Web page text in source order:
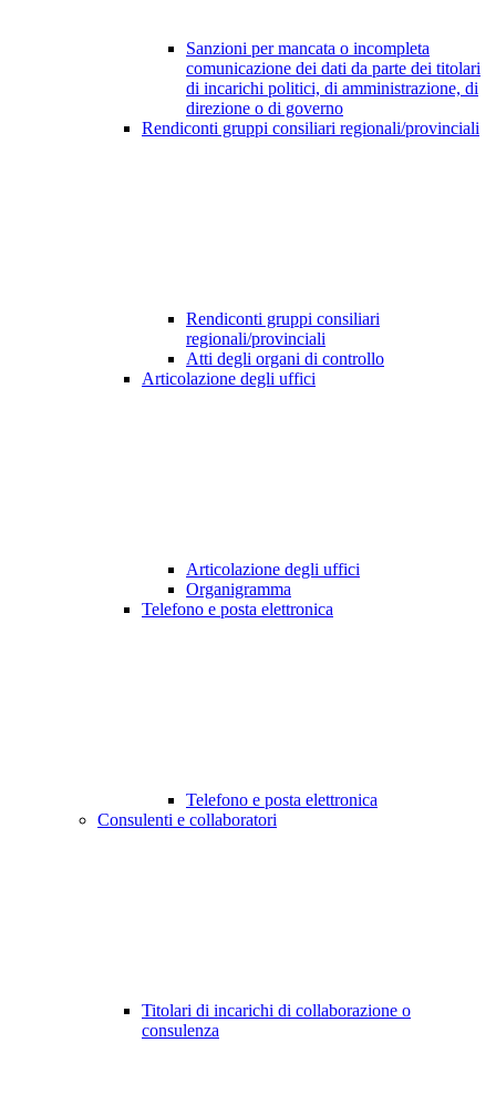
Sanzioni per mancata o incompleta
comunicazione dei dati da parte dei titolari
di incarichi politici, di amministrazione, di
direzione o di governo
Rendiconti gruppi consiliari regionali/provinciali
Rendiconti gruppi consiliari
regionali/provinciali
Atti degli organi di controllo
Articolazione degli uffici
Articolazione degli uffici
Organigramma
Telefono e posta elettronica
Telefono e posta elettronica
Consulenti e collaboratori
Titolari di incarichi di collaborazione o
consulenza